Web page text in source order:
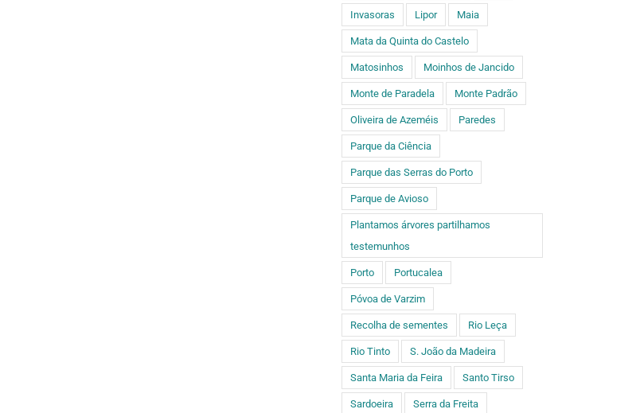
Invasoras Lipor Maia
Mata da Quinta do Castelo
Matosinhos Moinhos de Jancido
Monte de Paradela Monte Padrão
Oliveira de Azeméis Paredes
Parque da Ciência
Parque das Serras do Porto
Parque de Avioso
Plantamos árvores partilhamos
testemunhos
Porto Portucalea
Póvoa de Varzim
Recolha de sementes Rio Leça
Rio Tinto S. João da Madeira
Santa Maria da Feira Santo Tirso
Sardoeira Serra da Freita